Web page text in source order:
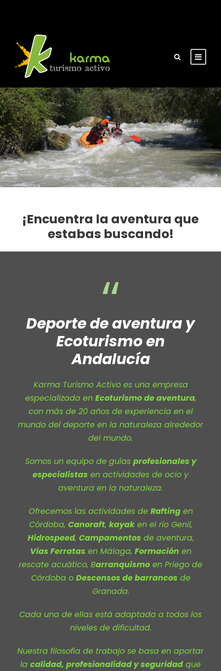
¡Encuentra la aventura que
estabas buscando!
“
Deporte de aventura y
Ecoturismo en
Andalucía
Karma Turismo Activo es una empresa
especializada en Ecoturismo de aventura,
con más de 20 años de experiencia en el
mundo del deporte en la naturaleza alrededor
del mundo.
Somos un equipo de guías profesionales y
especialistas en actividades de ocio y
aventura en la naturaleza.
Ofrecemos las actividades de Raftingen
Córdoba, Canoraft, kayaken el río Genil,
Hidrospeed, Campamentos de aventura,
Vías Ferratas en Málaga, Formación en
rescate acuático, Barranquismo en Priego de
Córdoba o Descensos de barrancos de
Granada.
Cada una de ellas está adaptada a todos los
niveles de dificultad.
Nuestra filosofía de trabajo se basa en aportar
la calidad, profesionalidad y seguridad que